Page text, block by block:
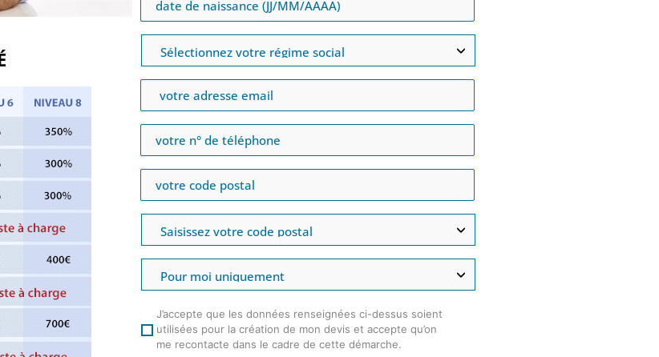
J’accepte que les données renseignées ci-dessus soient
utilisées pour la création de mon devis et accepte qu’on
me recontacte dans le cadre de cette démarche.